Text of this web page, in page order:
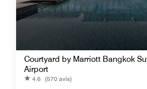
Courtyard by Marriott Bangkok
Airport
4.6 (570 avis)